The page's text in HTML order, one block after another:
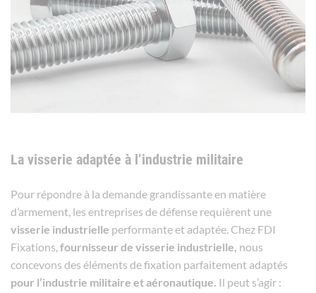
La visserie adaptée à l’industrie militaire
Pour répondre à la demande grandissante en matière
d’armement, les entreprises de défense requièrent une
visserie industrielle performante et adaptée. Chez FDI
Fixations,fournisseur de visserie industrielle, nous
concevons des éléments de fixation parfaitement adaptés
pour l’industrie militaire et aéronautique. Il peut s’agir :